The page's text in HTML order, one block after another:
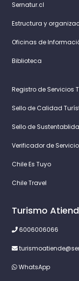
Sernatur.cl
Estructura y
Oficinas de
Biblioteca
Registro de Servicios
Sello de Calidad
Sello de
Verificador de
Chile Es Tuyo
Chile Travel
Turismo
6006006066
WhatsApp